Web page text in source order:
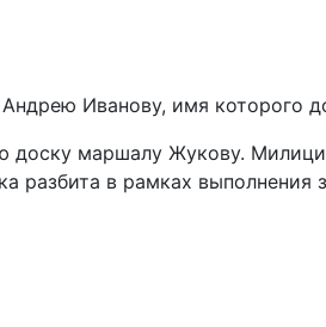
Иванову, имя которого
маршалу Жукову.
разбита в рамках выполнения